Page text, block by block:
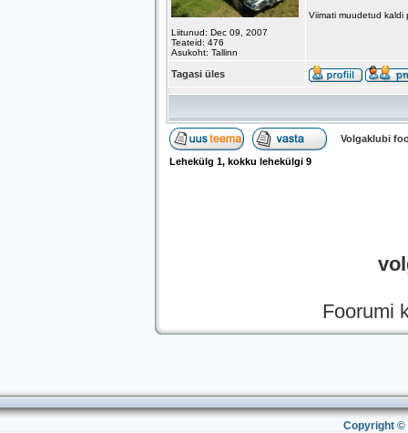
Liitunud: Dec 09, 2007
Teateid: 476
Asukoht: Tallinn
Viimati muudetud
Tagasi üles
Volgaklubi
Lehekülg 1, kokku lehekülgi 9
Foorumi
Copyright ©